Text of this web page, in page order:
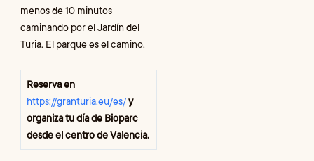
menos de 10 minutos
caminando por el Jardín del
Turia. El parque es el camino.
Reserva en
https://granturia.eu/es/y
organiza tu día de Bioparc
desde el centro de Valencia.